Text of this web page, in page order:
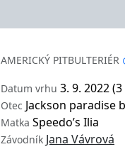
AMERICKÝ PITBULTERIÉR
Datum vrhu 3. 9. 2022
Otec Jackson paradise
Matka Speedo’s Ilia
Závodník Jana Vávrová